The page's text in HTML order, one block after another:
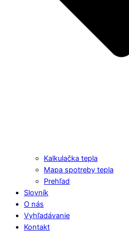
Kalkulačka tepla
Mapa spotreby tepla
Prehľad
Slovník
O nás
Vyhľadávanie
Kontakt